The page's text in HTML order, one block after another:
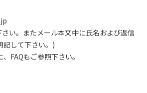
い。またメール本文中に氏名および返信
記して下さい。)
FAQもご参照下さい。